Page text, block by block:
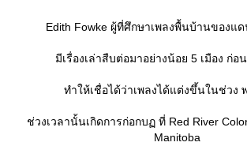
Edith Fowke ผู้ที่ศึกษาเพลงพื้นบ้านของแ
มีเรื่องเล่าสืบต่อมาอย่างน้อย 5 เมือง ก่อ
ทำให้เชื่อได้ว่าเพลงได้แต่งขึ้นในช่วง
ช่วงเวลานั้นเกิดการก่อกบฏ ที่ Red River
Manitoba